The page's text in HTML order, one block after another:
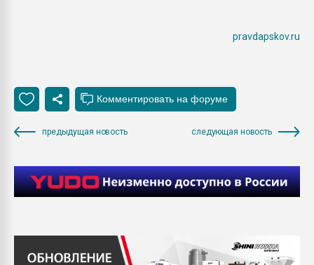
pravdapskov.ru
предыдущая новость следующая новость